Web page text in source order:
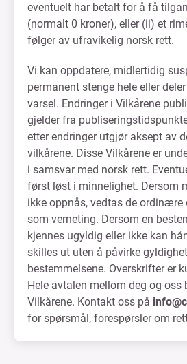
eventuelt har betalt for å få
(normalt 0 kroner), eller (ii) et
følger av ufravikelig norsk rett.
Vi kan oppdatere, midlertidig
permanent stenge hele eller
varsel. Endringer i Vilkårene
gjelder fra
etter endringer utgjør aksept av
vilkårene. Disse Vilkårene er
i samsvar med norsk rett.
først løst i minnelighet. Dersom
ikke oppnås, vedtas de ordinære
som verneting. Dersom en
kjennes ugyldig eller ikke kan
skilles ut uten å påvirke
bestemmelsene. Overskrifter er
Hele avtalen mellom deg og oss
Vilkårene. Kontakt oss på
for spørsmål, forespørsler om